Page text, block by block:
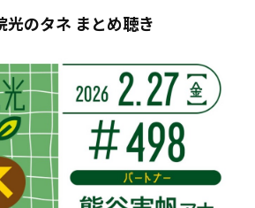
光のタネ まとめ聴き